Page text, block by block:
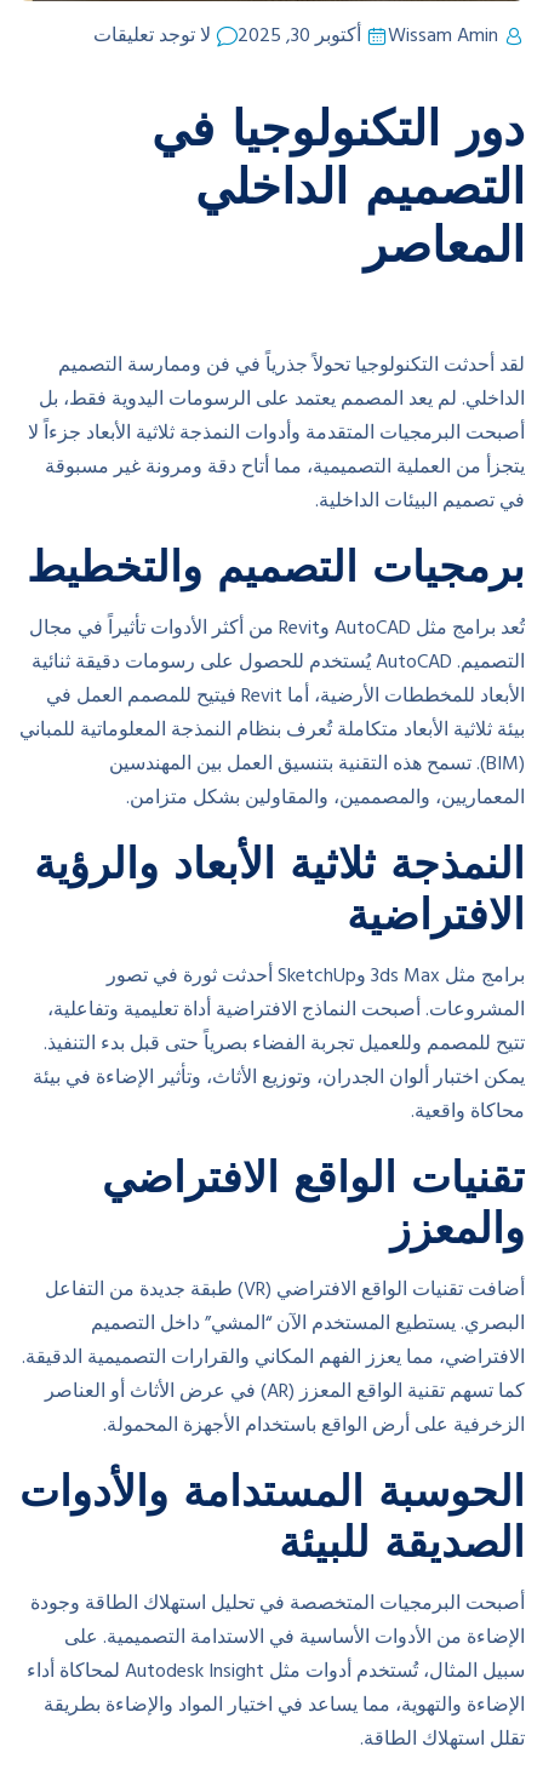
Wissam Amin أكتوبر 30, 2025 لا توجد تعليقات
دور التكنولوجيا في
التصميم الداخلي
المعاصر
لقد أحدثت التكنولوجيا تحولاً جذرياً في فن وممارسة التصميم
الداخلي. لم يعد المصمم يعتمد على الرسومات اليدوية فقط، بل
أصبحت البرمجيات المتقدمة وأدوات النمذجة ثلاثية الأبعاد جزءاً لا
يتجزأ من العملية التصميمية، مما أتاح دقة ومرونة غير مسبوقة
في تصميم البيئات الداخلية.
برمجيات التصميم والتخطيط
تُعد برامج مثل AutoCAD وRevit من أكثر الأدوات تأثيراً في مجال
التصميم. AutoCAD يُستخدم للحصول على رسومات دقيقة ثنائية
الأبعاد للمخططات الأرضية، أما Revit فيتيح للمصمم العمل في
بيئة ثلاثية الأبعاد متكاملة تُعرف بنظام النمذجة المعلوماتية للمباني
(BIM). تسمح هذه التقنية بتنسيق العمل بين المهندسين
المعماريين، والمصممين، والمقاولين بشكل متزامن.
النمذجة ثلاثية الأبعاد والرؤية
الافتراضية
برامج مثل 3ds Max وSketchUp أحدثت ثورة في تصور
المشروعات. أصبحت النماذج الافتراضية أداة تعليمية وتفاعلية،
تتيح للمصمم وللعميل تجربة الفضاء بصرياً حتى قبل بدء التنفيذ.
يمكن اختبار ألوان الجدران، وتوزيع الأثاث، وتأثير الإضاءة في بيئة
محاكاة واقعية.
تقنيات الواقع الافتراضي
والمعزز
أضافت تقنيات الواقع الافتراضي (VR) طبقة جديدة من التفاعل
البصري. يستطيع المستخدم الآن “المشي” داخل التصميم
الافتراضي، مما يعزز الفهم المكاني والقرارات التصميمية الدقيقة.
كما تسهم تقنية الواقع المعزز (AR) في عرض الأثاث أو العناصر
الزخرفية على أرض الواقع باستخدام الأجهزة المحمولة.
الحوسبة المستدامة والأدوات
الصديقة للبيئة
أصبحت البرمجيات المتخصصة في تحليل استهلاك الطاقة وجودة
الإضاءة من الأدوات الأساسية في الاستدامة التصميمية. على
سبيل المثال، تُستخدم أدوات مثل Autodesk Insight لمحاكاة أداء
الإضاءة والتهوية، مما يساعد في اختيار المواد والإضاءة بطريقة
تقلل استهلاك الطاقة.